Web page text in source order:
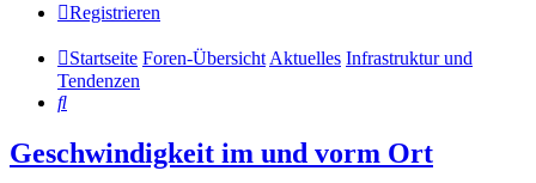
Registrieren
Startseite Foren-ÜbersichtAktuelles Infrastruktur und
Tendenzen
Suche
Geschwindigkeit im und vorm Ort